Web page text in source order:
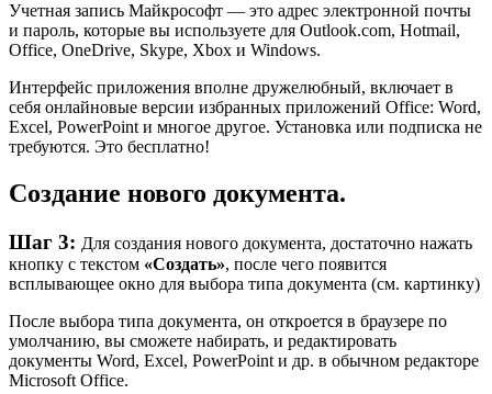
Учетная запись Майкрософт — это адрес электронной почты
и пароль, которые вы используете для Outlook.com, Hotmail,
Office, OneDrive, Skype, Xbox и Windows.
Интерфейс приложения вполне дружелюбный, включает в
себя онлайновые версии избранных приложений Office: Word,
Excel, PowerPoint и многое другое. Установка или подписка не
требуются. Это бесплатно!
Создание нового документа.
Шаг 3: Для создания нового документа, достаточно нажать
кнопку с текстом «Создать», после чего появится
всплывающее окно для выбора типа документа (см. картинку)
После выбора типа документа, он откроется в браузере по
умолчанию, вы сможете набирать, и редактировать
документы Word, Excel, PowerPoint и др. в обычном редакторе
Microsoft Office.